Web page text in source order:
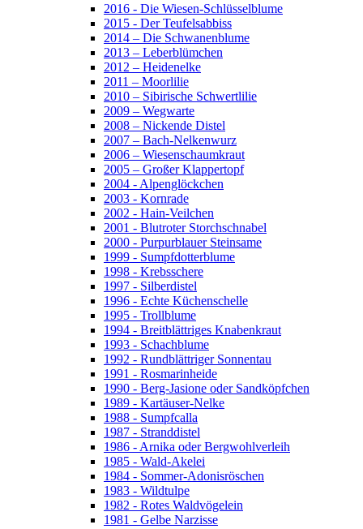
2016 - Die Wiesen-Schlüsselblume
2015 - Der Teufelsabbiss
2014 – Die Schwanenblume
2013 – Leberblümchen
2012 – Heidenelke
2011 – Moorlilie
2010 – Sibirische Schwertlilie
2009 – Wegwarte
2008 – Nickende Distel
2007 – Bach-Nelkenwurz
2006 – Wiesenschaumkraut
2005 – Großer Klappertopf
2004 - Alpenglöckchen
2003 - Kornrade
2002 - Hain-Veilchen
2001 - Blutroter Storchschnabel
2000 - Purpurblauer Steinsame
1999 - Sumpfdotterblume
1998 - Krebsschere
1997 - Silberdistel
1996 - Echte Küchenschelle
1995 - Trollblume
1994 - Breitblättriges Knabenkraut
1993 - Schachblume
1992 - Rundblättriger Sonnentau
1991 - Rosmarinheide
1990 - Berg-Jasione oder Sandköpfchen
1989 - Kartäuser-Nelke
1988 - Sumpfcalla
1987 - Stranddistel
1986 - Arnika oder Bergwohlverleih
1985 - Wald-Akelei
1984 - Sommer-Adonisröschen
1983 - Wildtulpe
1982 - Rotes Waldvögelein
1981 - Gelbe Narzisse